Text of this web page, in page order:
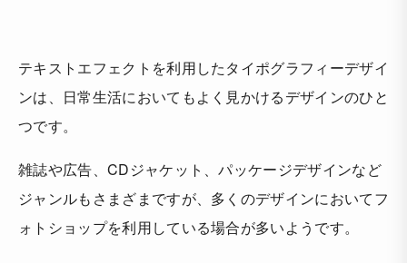
テキストエフェクトを利用したタイポグラフィーデザイ
ンは、日常生活においてもよく見かけるデザインのひと
つです。
雑誌や広告、CDジャケット、パッケージデザインなど
ジャンルもさまざまですが、多くのデザインにおいてフ
ォトショップを利用している場合が多いようです。